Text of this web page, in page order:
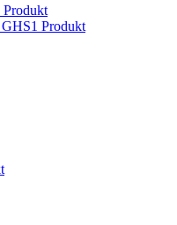
Produkt
1 Produkt